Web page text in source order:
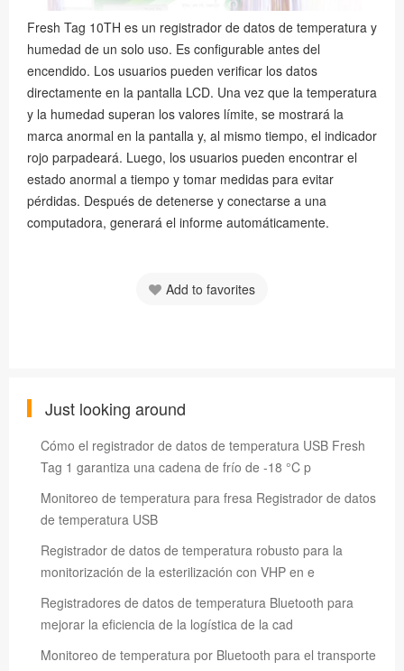
Fresh Tag 10TH es un registrador de datos de temperatura y
humedad de un solo uso. Es configurable antes del
encendido. Los usuarios pueden verificar los datos
directamente en la pantalla LCD. Una vez que la temperatura
y la humedad superan los valores límite, se mostrará la
marca anormal en la pantalla y, al mismo tiempo, el indicador
rojo parpadeará. Luego, los usuarios pueden encontrar el
estado anormal a tiempo y tomar medidas para evitar
pérdidas. Después de detenerse y conectarse a una
computadora, generará el informe automáticamente.
Add to favorites
Just looking around
Cómo el registrador de datos de temperatura USB Fresh
Tag 1 garantiza una cadena de frío de -18 °C p
Monitoreo de temperatura para fresa Registrador de datos
de temperatura USB
Registrador de datos de temperatura robusto para la
monitorización de la esterilización con VHP en e
Registradores de datos de temperatura Bluetooth para
mejorar la eficiencia de la logística de la cad
Monitoreo de temperatura por Bluetooth para el transporte